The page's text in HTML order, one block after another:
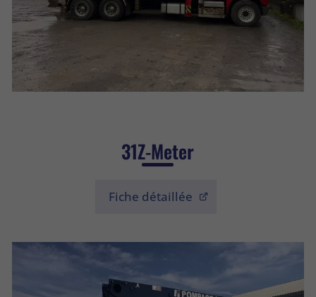
31Z-Meter
Fiche détaillée